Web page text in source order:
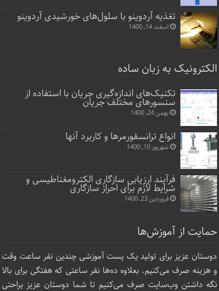
تغذیه آردوینو با سلول‌های خورشیدی آردوینو
اسفند 14, 1400
الکترونیک به زبان ساده
تکنیک‌های اندازه‌گیری جریان با استفاده از
سنسورهای مختلف جریان
بهمن 24, 1400
انواع ترانسفورمرها و کاربرد آنها
شهریور 10, 1400
فرآیند ارزیابی سازگاری الکترومغناطیسی و
شرایط لازم برای احراز سازگاری
فروردین 23, 1400
حمایت از آموزش‌ها
دوستان عزیز برای تولید یک پست آموزشی چندین نفر ساعت‌ وقت
و هزینه صرف می‌کنیم. بعلاوه ده‌ها نفر ساعتی که هفتگی برای بالا
نگه داشتن وب‌سایت صرف ‌می‌کنیم تا شما دوستان عزیز براحتی